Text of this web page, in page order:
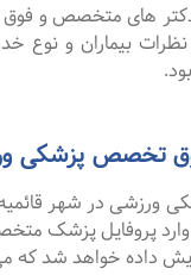
دکتر های متخصص و
بیماران و
تخصص پزشکی
در شهر قائمیه
وارد پروفایل پزشک
داده خواهد شد که می